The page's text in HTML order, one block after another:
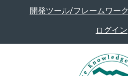
開発ツール/フレームワーク
ログイン